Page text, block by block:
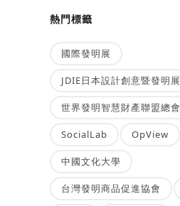
熱門標籤
國際發明展
JDIE日本設計創意暨發明展
世界發明智慧財產聯盟總會
SocialLab OpView
中國文化大學
台灣發明商品促進協會